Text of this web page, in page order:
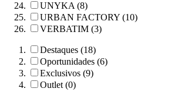
UNYKA (8)
URBAN FACTORY (10)
VERBATIM (3)
Destaques (18)
Oportunidades (6)
Exclusivos (9)
Outlet (0)